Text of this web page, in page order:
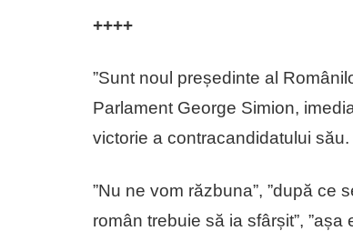
++++
”Sunt noul președinte al
Parlament George Simion,
victorie a contracandidatului său.
”Nu ne vom răzbuna”, ”după ce
român trebuie să ia sfârșit”,